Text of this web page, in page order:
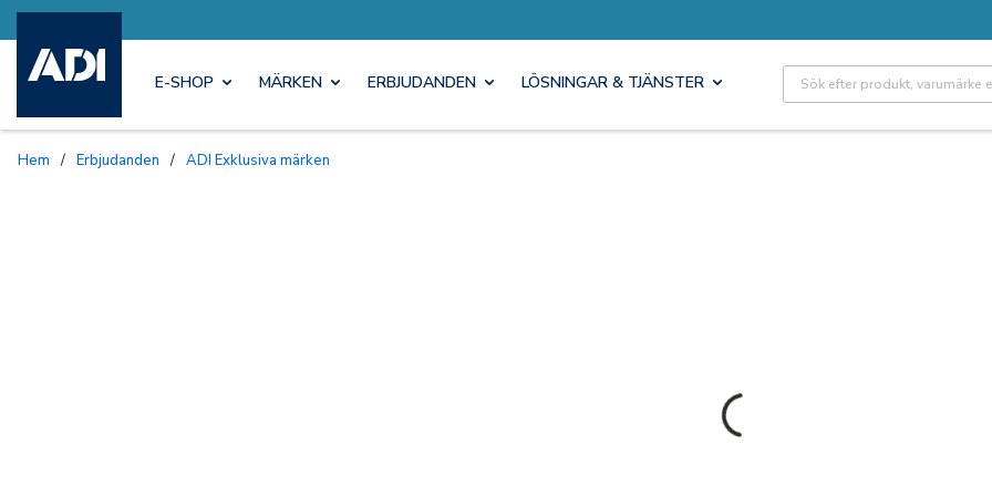
E-SHOP MÄRKEN ERBJUDANDEN LÖSNINGAR & TJÄNSTER Site Search
Hem / Erbjudanden / ADI Exklusiva märken